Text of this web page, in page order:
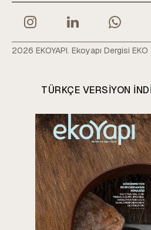
2026 EKOYAPI. Ekoyapı Dergisi EKO
TÜRKÇE VERSIYON